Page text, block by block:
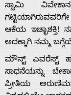
ಸ್ವಾಮಿ
ಆಕೆಯ ಇಚ್ಛಾಶಕ್ತಿ!
ಅದಕ್ಕಾಗಿ ನಮ್ಮ
ಮೌನ್ಟ್ ಎವರೆಸ್ಟ್
ಸಾಧನೆಯನ್ನು
ಪ್ರೀತಿಯ